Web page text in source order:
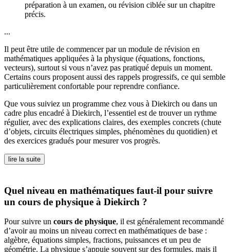
préparation à un examen, ou révision ciblée sur un chapitre
précis.
...
Il peut être utile de commencer par un module de révision en
mathématiques appliquées à la physique (équations, fonctions,
vecteurs), surtout si vous n’avez pas pratiqué depuis un moment.
Certains cours proposent aussi des rappels progressifs, ce qui semble
particulièrement confortable pour reprendre confiance.
Que vous suiviez un programme chez vous à Diekirch ou dans un
cadre plus encadré à Diekirch, l’essentiel est de trouver un rythme
régulier, avec des explications claires, des exemples concrets (chute
d’objets, circuits électriques simples, phénomènes du quotidien) et
des exercices gradués pour mesurer vos progrès.
lire la suite
Quel niveau en mathématiques faut-il pour suivre
un cours de physique à Diekirch ?
Pour suivre un cours de physique, il est généralement recommandé
d’avoir au moins un niveau correct en mathématiques de base :
algèbre, équations simples, fractions, puissances et un peu de
géométrie. La physique s’appuie souvent sur des formules, mais il